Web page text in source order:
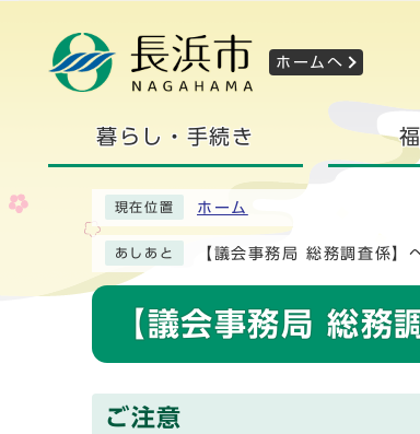
ホームへ
暮らし・手続き
現在位置 ホーム
あしあと 【議会事務局 総務調査係】
【議会事務局 総務
ご注意